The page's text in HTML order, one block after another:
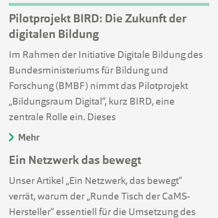
Pilotprojekt BIRD: Die Zukunft der
digitalen Bildung
Im Rahmen der Initiative Digitale Bildung des
Bundesministeriums für Bildung und
Forschung (BMBF) nimmt das Pilotprojekt
„Bildungsraum Digital“, kurz BIRD, eine
zentrale Rolle ein. Dieses
Mehr
Ein Netzwerk das bewegt
Unser Artikel „Ein Netzwerk, das bewegt“
verrät, warum der „Runde Tisch der CaMS-
Hersteller“ essentiell für die Umsetzung des